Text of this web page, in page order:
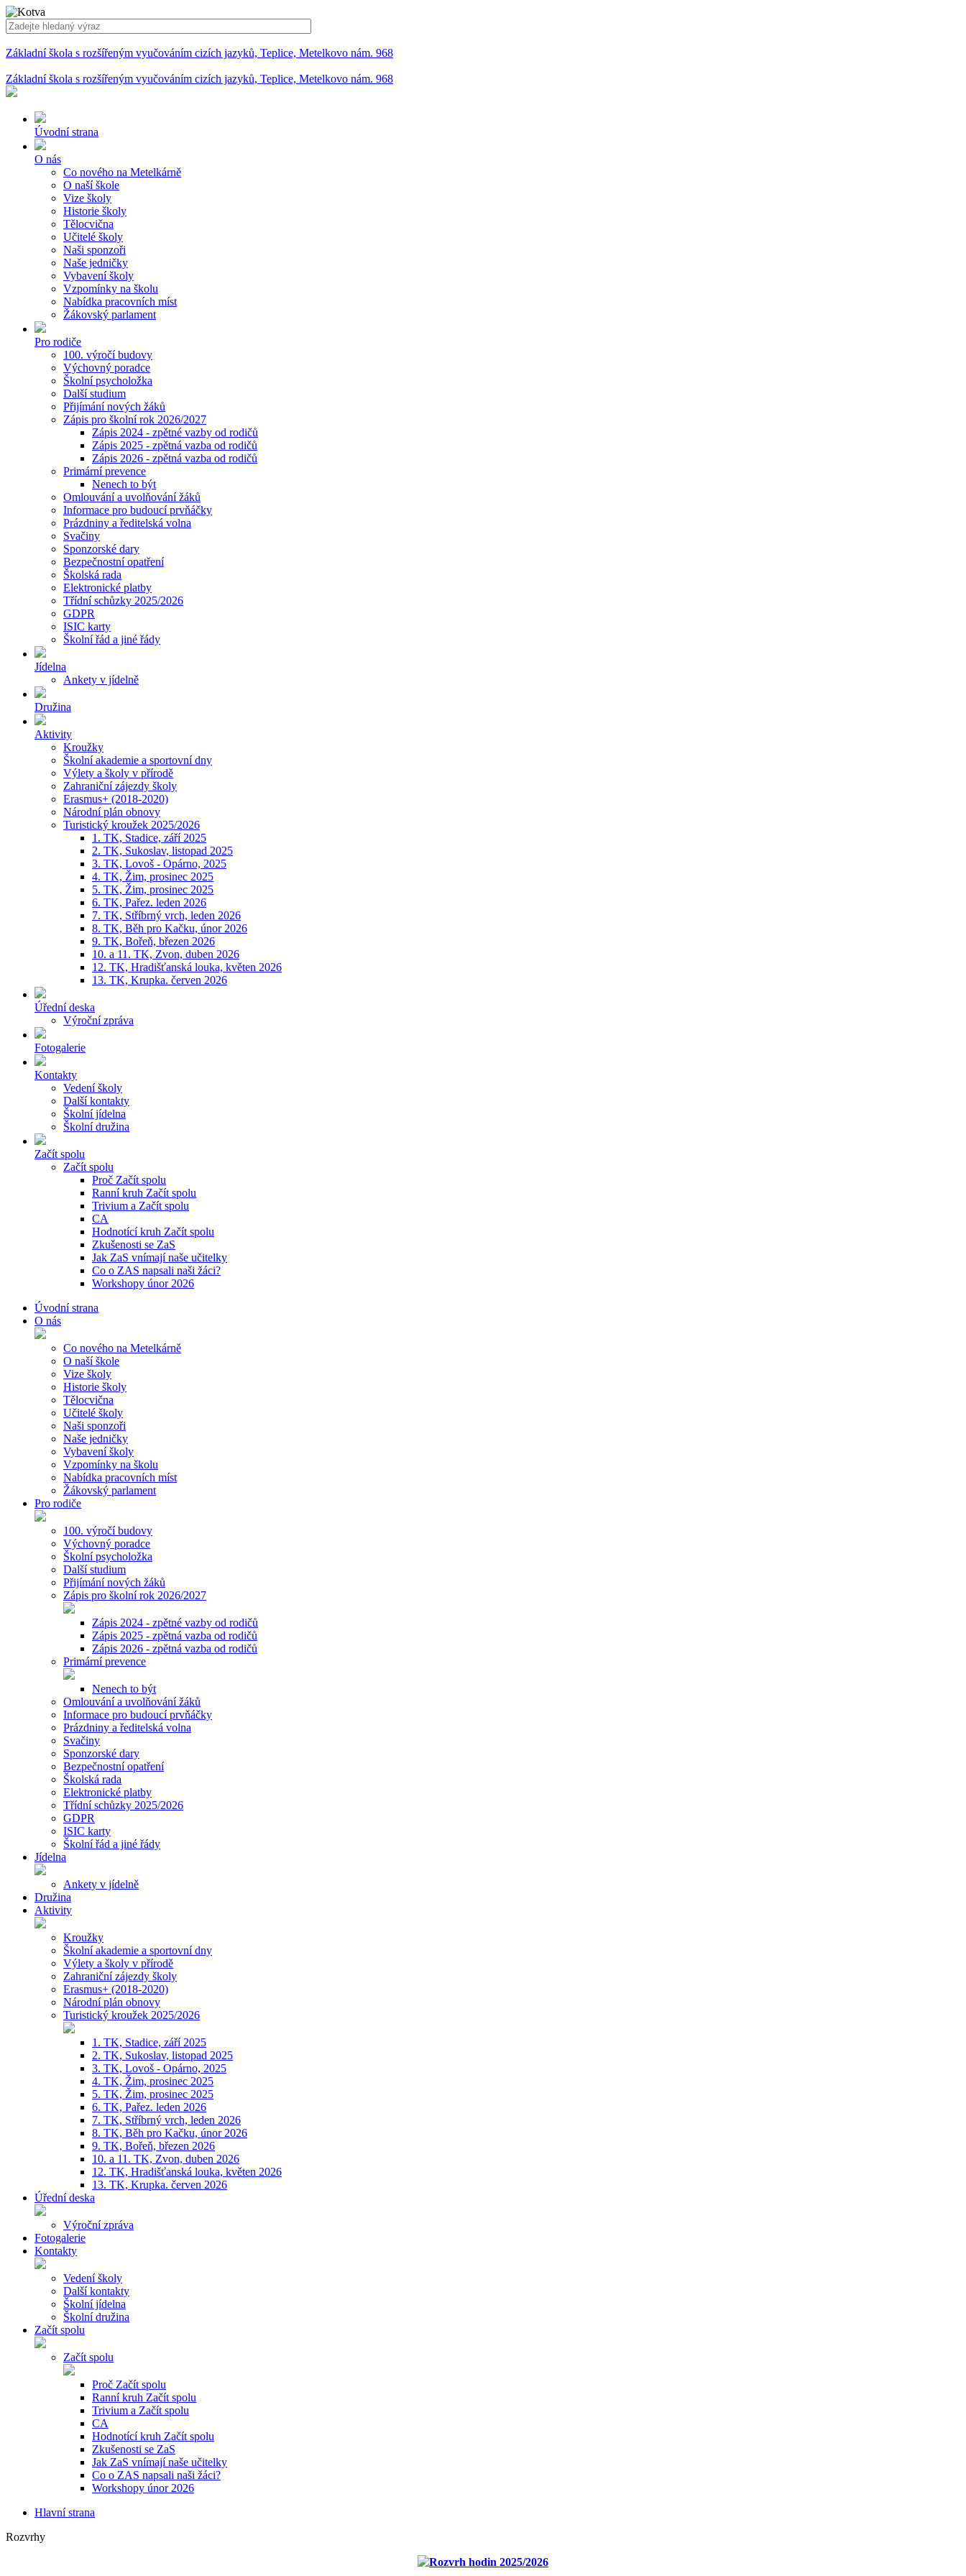
Základní škola s rozšířeným vyučováním cizích jazyků, Teplice, Metelkovo nám. 968
Základní škola s rozšířeným vyučováním cizích jazyků, Teplice, Metelkovo nám. 968
Úvodní strana
O nás
Co nového na Metelkárně
O naší škole
Vize školy
Historie školy
Tělocvična
Učitelé školy
Naši sponzoři
Naše jedničky
Vybavení školy
Vzpomínky na školu
Nabídka pracovních míst
Žákovský parlament
Pro rodiče
100. výročí budovy
Výchovný poradce
Školní psycholožka
Další studium
Přijímání nových žáků
Zápis pro školní rok 2026/2027
Zápis 2024 - zpětné vazby od rodičů
Zápis 2025 - zpětná vazba od rodičů
Zápis 2026 - zpětná vazba od rodičů
Primární prevence
Nenech to být
Omlouvání a uvolňování žáků
Informace pro budoucí prvňáčky
Prázdniny a ředitelská volna
Svačiny
Sponzorské dary
Bezpečnostní opatření
Školská rada
Elektronické platby
Třídní schůzky 2025/2026
GDPR
ISIC karty
Školní řád a jiné řády
Jídelna
Ankety v jídelně
Družina
Aktivity
Kroužky
Školní akademie a sportovní dny
Výlety a školy v přírodě
Zahraniční zájezdy školy
Erasmus+ (2018-2020)
Národní plán obnovy
Turistický kroužek 2025/2026
1. TK, Stadice, září 2025
2. TK, Sukoslav, listopad 2025
3. TK, Lovoš - Opárno, 2025
4. TK, Žim, prosinec 2025
5. TK, Žim, prosinec 2025
6. TK, Pařez. leden 2026
7. TK, Stříbrný vrch, leden 2026
8. TK, Běh pro Kačku, únor 2026
9. TK, Bořeň, březen 2026
10. a 11. TK, Zvon, duben 2026
12. TK, Hradišťanská louka, květen 2026
13. TK, Krupka. červen 2026
Úřední deska
Výroční zpráva
Fotogalerie
Kontakty
Vedení školy
Další kontakty
Školní jídelna
Školní družina
Začít spolu
Začít spolu
Proč Začít spolu
Ranní kruh Začít spolu
Trivium a Začít spolu
CA
Hodnotící kruh Začít spolu
Zkušenosti se ZaS
Jak ZaS vnímají naše učitelky
Co o ZAS napsali naši žáci?
Workshopy únor 2026
Úvodní strana
O nás
Co nového na Metelkárně
O naší škole
Vize školy
Historie školy
Tělocvična
Učitelé školy
Naši sponzoři
Naše jedničky
Vybavení školy
Vzpomínky na školu
Nabídka pracovních míst
Žákovský parlament
Pro rodiče
100. výročí budovy
Výchovný poradce
Školní psycholožka
Další studium
Přijímání nových žáků
Zápis pro školní rok 2026/2027
Zápis 2024 - zpětné vazby od rodičů
Zápis 2025 - zpětná vazba od rodičů
Zápis 2026 - zpětná vazba od rodičů
Primární prevence
Nenech to být
Omlouvání a uvolňování žáků
Informace pro budoucí prvňáčky
Prázdniny a ředitelská volna
Svačiny
Sponzorské dary
Bezpečnostní opatření
Školská rada
Elektronické platby
Třídní schůzky 2025/2026
GDPR
ISIC karty
Školní řád a jiné řády
Jídelna
Ankety v jídelně
Družina
Aktivity
Kroužky
Školní akademie a sportovní dny
Výlety a školy v přírodě
Zahraniční zájezdy školy
Erasmus+ (2018-2020)
Národní plán obnovy
Turistický kroužek 2025/2026
1. TK, Stadice, září 2025
2. TK, Sukoslav, listopad 2025
3. TK, Lovoš - Opárno, 2025
4. TK, Žim, prosinec 2025
5. TK, Žim, prosinec 2025
6. TK, Pařez. leden 2026
7. TK, Stříbrný vrch, leden 2026
8. TK, Běh pro Kačku, únor 2026
9. TK, Bořeň, březen 2026
10. a 11. TK, Zvon, duben 2026
12. TK, Hradišťanská louka, květen 2026
13. TK, Krupka. červen 2026
Úřední deska
Výroční zpráva
Fotogalerie
Kontakty
Vedení školy
Další kontakty
Školní jídelna
Školní družina
Začít spolu
Začít spolu
Proč Začít spolu
Ranní kruh Začít spolu
Trivium a Začít spolu
CA
Hodnotící kruh Začít spolu
Zkušenosti se ZaS
Jak ZaS vnímají naše učitelky
Co o ZAS napsali naši žáci?
Workshopy únor 2026
Hlavní strana
Rozvrhy
Rozvrh hodin 2025/2026